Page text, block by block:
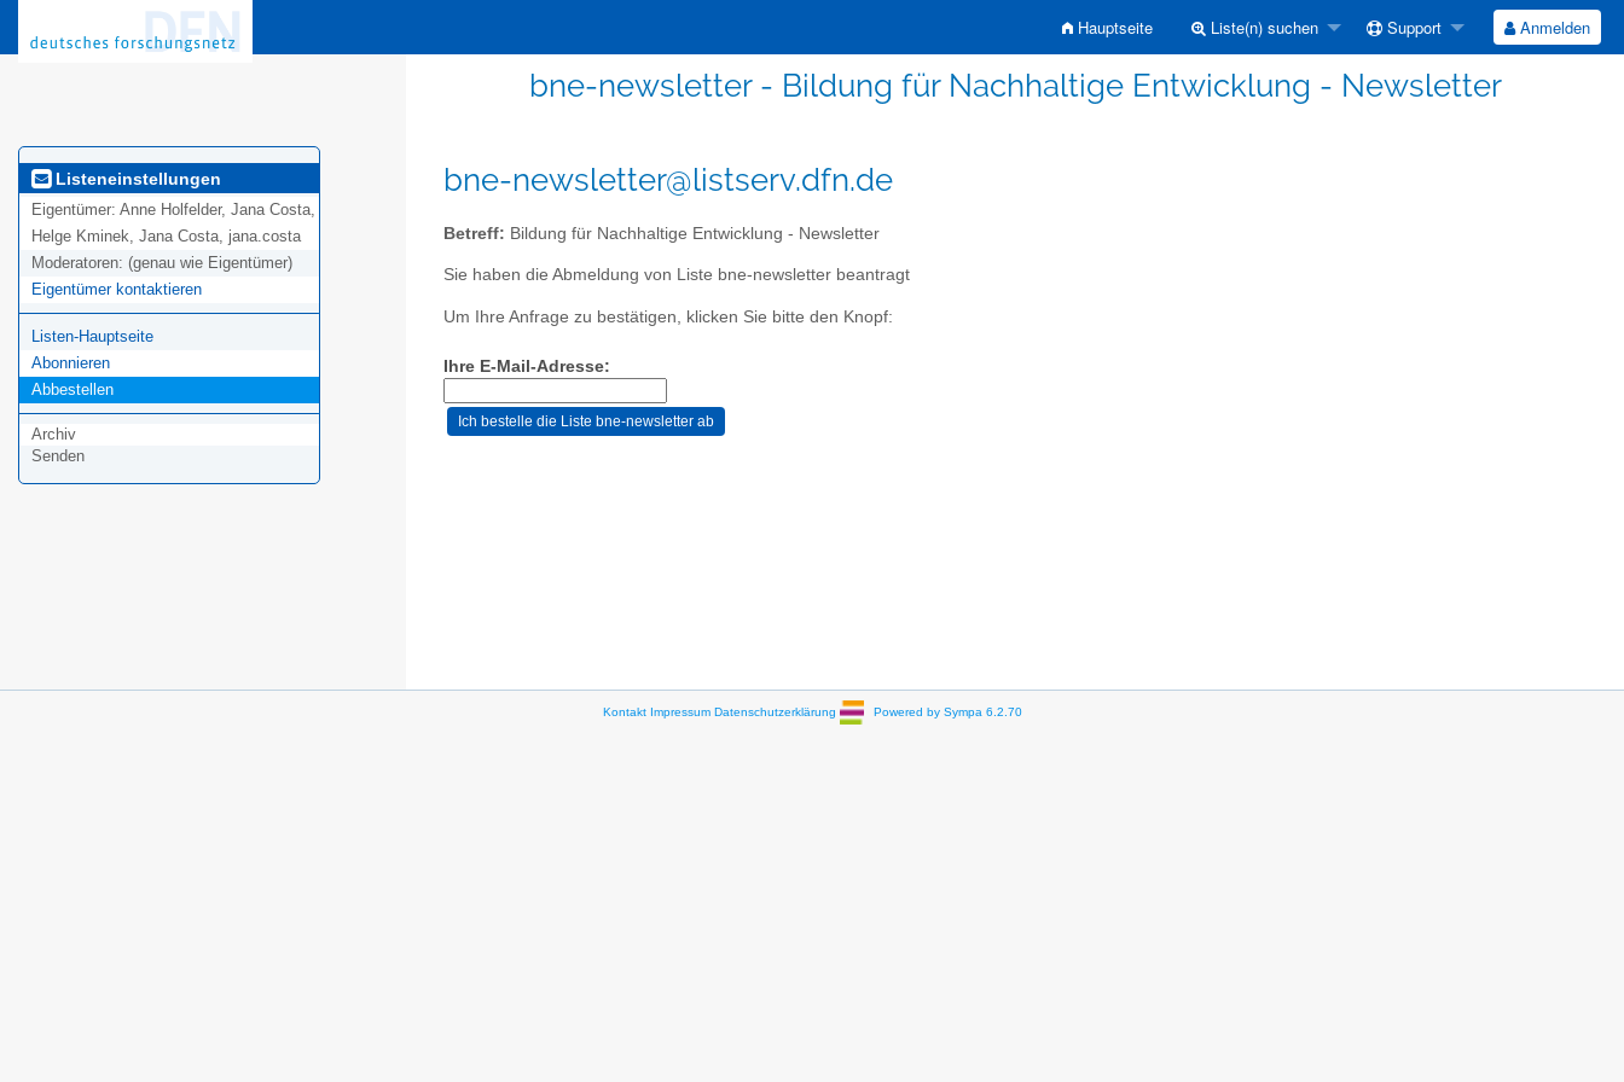
Hauptseite Liste(n) suchen Support Anmelden
bne-newsletter - Bildung für Nachhaltige Entwicklung - Newsletter
Listeneinstellungen
Eigentümer: Anne Holfelder, Jana Costa,
Helge Kminek, Jana Costa, jana.costa
Moderatoren: (genau wie Eigentümer)
Eigentümer kontaktieren
Listen-Hauptseite
Abonnieren
Abbestellen
Archiv
Senden
bne-newsletter@listserv.dfn.de
Betreff: Bildung für Nachhaltige Entwicklung - Newsletter
Sie haben die Abmeldung von Liste bne-newsletter beantragt
Um Ihre Anfrage zu bestätigen, klicken Sie bitte den Knopf:
Ihre E-Mail-Adresse:
Kontakt Impressum Datenschutzerklärung Powered by Sympa 6.2.70